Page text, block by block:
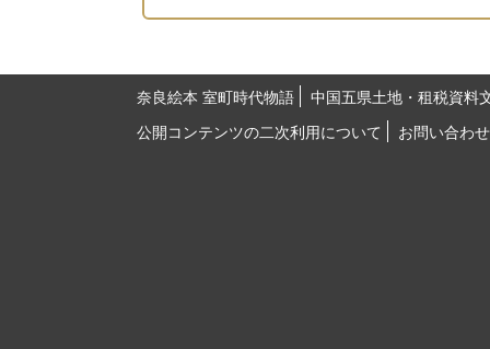
奈良絵本 室町時代物語
中国五県土地・租税資料
公開コンテンツの二次利用について
お問い合わせ